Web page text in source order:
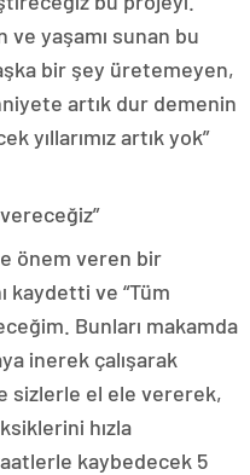
yaşamı sunan bu
bir şey üretemeyen,
artık dur demenin
yıllarımız artık yok”
önem veren bir
kaydetti ve “Tüm
Bunları makamda
inerek çalışarak
sizlerle el ele vererek,
hızla
kaybedecek 5